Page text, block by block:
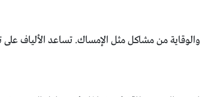
والوقاية من مشاكل مثل الإمساك. تساعد الألياف